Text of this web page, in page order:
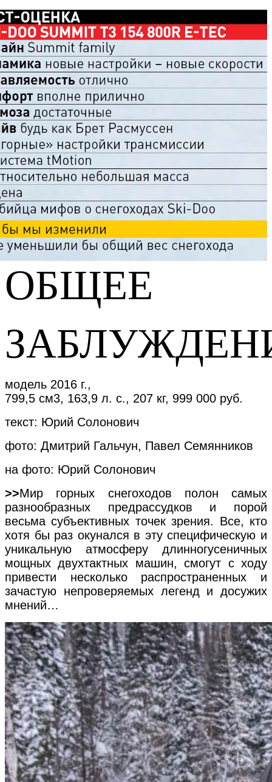
ОБЩЕЕ
модель 2016 г.,
799,5 см3, 163,9 л. с., 207 кг, 999 000 руб.
текст: Юрий Солонович
фото: Дмитрий Гальчун, Павел Семянников
на фото: Юрий Солонович
>>Мир горных снегоходов полон самых
разнообразных предрассудков и порой
весьма субъективных точек зрения. Все, кто
хотя бы раз окунался в эту специфическую и
уникальную атмосферу длинногусеничных
мощных двухтактных машин, смогут с ходу
привести несколько распространенных и
зачастую непроверяемых легенд и досужих
мнений…